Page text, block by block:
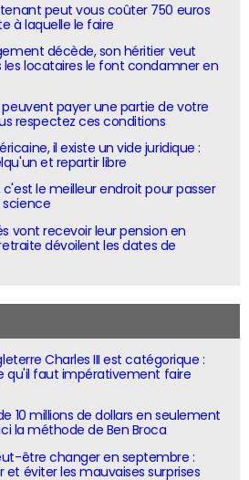
peut vous coûter 750 euros
à laquelle le faire
décède, son héritier veut
les locataires le font condamner en
peuvent payer une partie de votre
respectez ces conditions
il existe un vide juridique :
et repartir libre
c'est le meilleur endroit pour passer
science
vont recevoir leur pension en
dévoilent les dates de
Charles III est catégorique :
qu'il faut impérativement faire
10 millions de dollars en seulement
la méthode de Ben Broca
être changer en septembre :
éviter les mauvaises surprises